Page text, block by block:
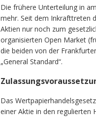
Die frühere Unterteilung in
mehr. Seit dem Inkrafttreten
Aktien nur noch zum
organisierten Open Market
die beiden von der
„General Standard“.
Das
einer Aktie in den regulierten